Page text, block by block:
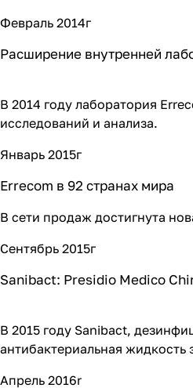
Февраль 2014г
Расширение внутренней
В 2014 году лаборатория
исследований и анализа.
Январь 2015г
Errecom в 92 странах мира
В сети продаж достигнута
Сентябрь 2015г
Sanibact: Presidio Medico
В 2015 году Sanibact,
антибактериальная
Апрель 2016r